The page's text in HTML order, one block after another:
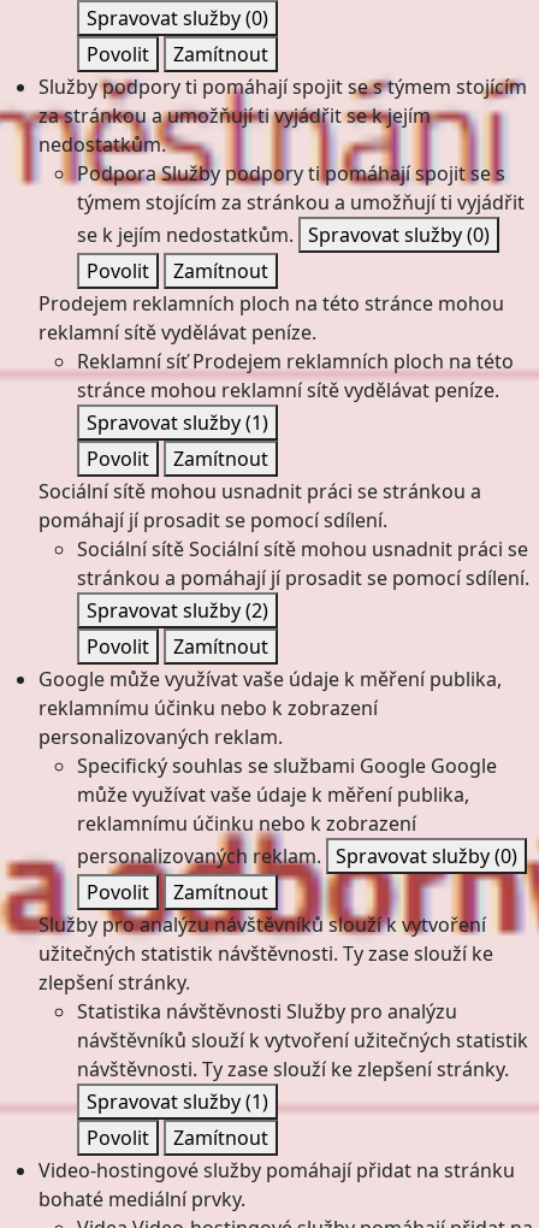
Spravovat služby(0)
Povolit
Zamítnout
Služby podpory ti pomáhají spojit se s týmem stojícím
za stránkou a umožňují ti vyjádřit se k jejím
nedostatkům.
PodporaSlužby podpory ti pomáhají spojit se s
týmem stojícím za stránkou a umožňují ti vyjádřit
se k jejím nedostatkům. Spravovat služby(0)
Povolit
Zamítnout
Prodejem reklamních ploch na této stránce mohou
reklamní sítě vydělávat peníze.
Reklamní síť Prodejem reklamních ploch na této
stránce mohou reklamní sítě vydělávat peníze.
Spravovat služby(1)
Povolit
Zamítnout
Sociální sítě mohou usnadnit práci se stránkou a
pomáhají jí prosadit se pomocí sdílení.
Sociální sítěSociální sítě mohou usnadnit práci se
stránkou a pomáhají jí prosadit se pomocí sdílení.
Spravovat služby(2)
Povolit
Zamítnout
Google může využívat vaše údaje k měření publika,
reklamnímu účinku nebo k zobrazení
personalizovaných reklam.
Specifický souhlas se službami Google Google
může využívat vaše údaje k měření publika,
reklamnímu účinku nebo k zobrazení
personalizovaných reklam. Spravovat služby(0)
Povolit
Zamítnout
Služby pro analýzu návštěvníků slouží k vytvoření
užitečných statistik návštěvnosti. Ty zase slouží ke
zlepšení stránky.
Statistika návštěvnosti Služby pro analýzu
návštěvníků slouží k vytvoření užitečných statistik
návštěvnosti. Ty zase slouží ke zlepšení stránky.
Spravovat služby(1)
Povolit
Zamítnout
Video-hostingové služby pomáhají přidat na stránku
bohaté mediální prvky.